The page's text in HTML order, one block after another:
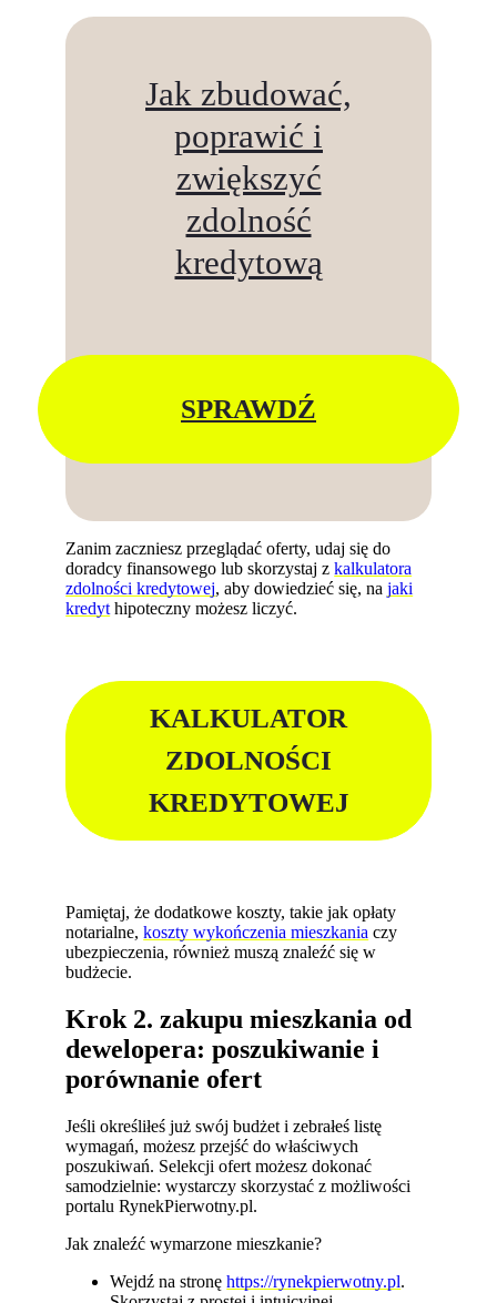
Jak zbudować,
poprawić i
zwiększyć
zdolność
kredytową
SPRAWDŹ
Zanim zaczniesz przeglądać oferty, udaj się do
doradcy finansowego lub skorzystaj zkalkulatora
zdolności kredytowej, aby dowiedzieć się, najaki
kredyt hipoteczny możesz liczyć.
KALKULATOR
ZDOLNOŚCI
KREDYTOWEJ
Pamiętaj, że dodatkowe koszty, takie jak opłaty
notarialne,koszty wykończenia mieszkania czy
ubezpieczenia, również muszą znaleźć się w
budżecie.
Krok 2. zakupu mieszkania od
dewelopera: poszukiwanie i
porównanie ofert
Jeśli określiłeś już swój budżet i zebrałeś listę
wymagań, możesz przejść do właściwych
poszukiwań. Selekcji ofert możesz dokonać
samodzielnie: wystarczy skorzystać z możliwości
portalu RynekPierwotny.pl.
Jak znaleźć wymarzone mieszkanie?
Wejdź na stronęhttps://rynekpierwotny.pl.